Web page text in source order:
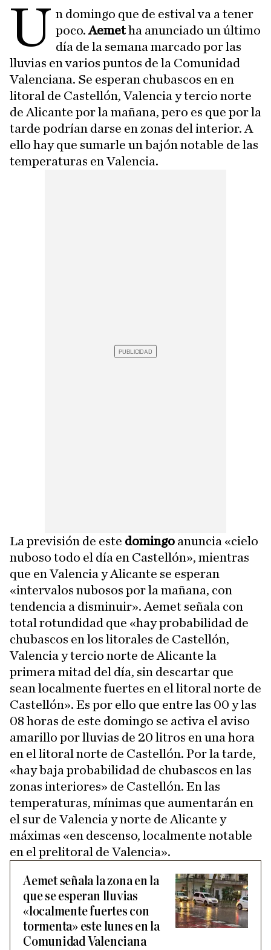
U n domingo que de estival va a tener
poco.Aemetha anunciado un último
día de la semana marcado por las
lluvias en varios puntos de la Comunidad
Valenciana. Se esperan chubascos en en
litoral de Castellón, Valencia y tercio norte
de Alicante por la mañana, pero es que por la
tarde podrían darse en zonas del interior. A
ello hay que sumarle un bajón notable de las
temperaturas en Valencia.
La previsión de este domingo anuncia «cielo
nuboso todo el día en Castellón», mientras
que en Valencia y Alicante se esperan
«intervalos nubosos por la mañana, con
tendencia a disminuir». Aemet señala con
total rotundidad que «hay probabilidad de
chubascos en los litorales de Castellón,
Valencia y tercio norte de Alicante la
primera mitad del día, sin descartar que
sean localmente fuertes en el litoral norte de
Castellón». Es por ello que entre las 00 y las
08 horas de este domingo se activa el aviso
amarillo por lluvias de 20 litros en una hora
en el litoral norte de Castellón. Por la tarde,
«hay baja probabilidad de chubascos en las
zonas interiores» de Castellón. En las
temperaturas, mínimas que aumentarán en
el sur de Valencia y norte de Alicante y
máximas «en descenso, localmente notable
en el prelitoral de Valencia».
Aemet señala la zona en la
que se esperan lluvias
«localmente fuertes con
tormenta» este lunes en la
Comunidad Valenciana